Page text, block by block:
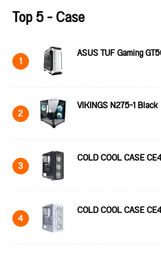
Top 5 - Case
1 ASUS TUF Gaming
2 VIKINGS N275-1 Black
3 COLD COOL CASE
4 COLD COOL CASE